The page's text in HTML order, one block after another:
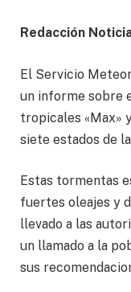
Redacción
El Servicio
un informe sobre
tropicales «Max»
siete estados de
Estas tormentas
fuertes oleajes y
llevado a las
un llamado a la
sus